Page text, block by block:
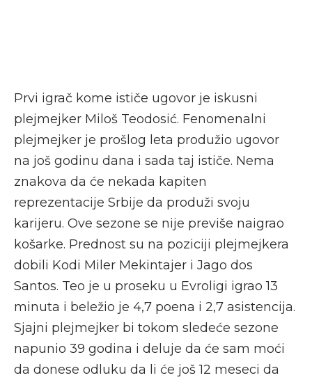
Prvi igrač kome ističe ugovor je iskusni
plejmejker Miloš Teodosić. Fenomenalni
plejmejker je prošlog leta produžio ugovor
na još godinu dana i sada taj ističe. Nema
znakova da će nekada kapiten
reprezentacije Srbije da produži svoju
karijeru. Ove sezone se nije previše naigrao
košarke. Prednost su na poziciji plejmejkera
dobili Kodi Miler Mekintajer i Jago dos
Santos. Teo je u proseku u Evroligi igrao 13
minuta i beležio je 4,7 poena i 2,7 asistencija.
Sjajni plejmejker bi tokom sledeće sezone
napunio 39 godina i deluje da će sam moći
da donese odluku da li će još 12 meseci da